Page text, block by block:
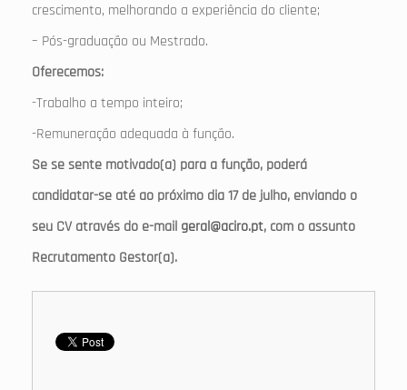
crescimento, melhorando a experiência do cliente;
– Pós-graduação ou Mestrado.
Oferecemos:
-Trabalho a tempo inteiro;
-Remuneração adequada à função.
Se se sente motivado(a) para a função, poderá
candidatar-se até ao próximo dia 17 de julho, enviando o
seu CV através do e-mail geral@aciro.pt, com o assunto
Recrutamento Gestor(a).